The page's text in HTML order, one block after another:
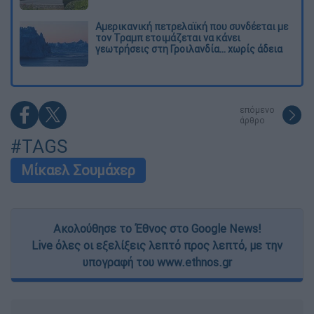
Αμερικανική πετρελαϊκή που συνδέεται με
τον Τραμπ ετοιμάζεται να κάνει
γεωτρήσεις στη Γροιλανδία... χωρίς άδεια
επόμενο
άρθρο
#TAGS
Μίκαελ Σουμάχερ
Ακολούθησε το Έθνος στο Google News!
Live όλες οι εξελίξεις λεπτό προς λεπτό, με την
υπογραφή του www.ethnos.gr